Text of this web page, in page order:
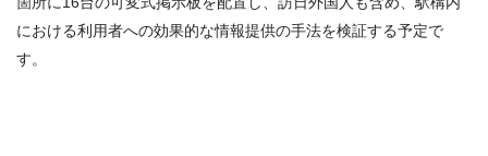
における利用者への効果的な情報提供の手法を検証する予定で
す。